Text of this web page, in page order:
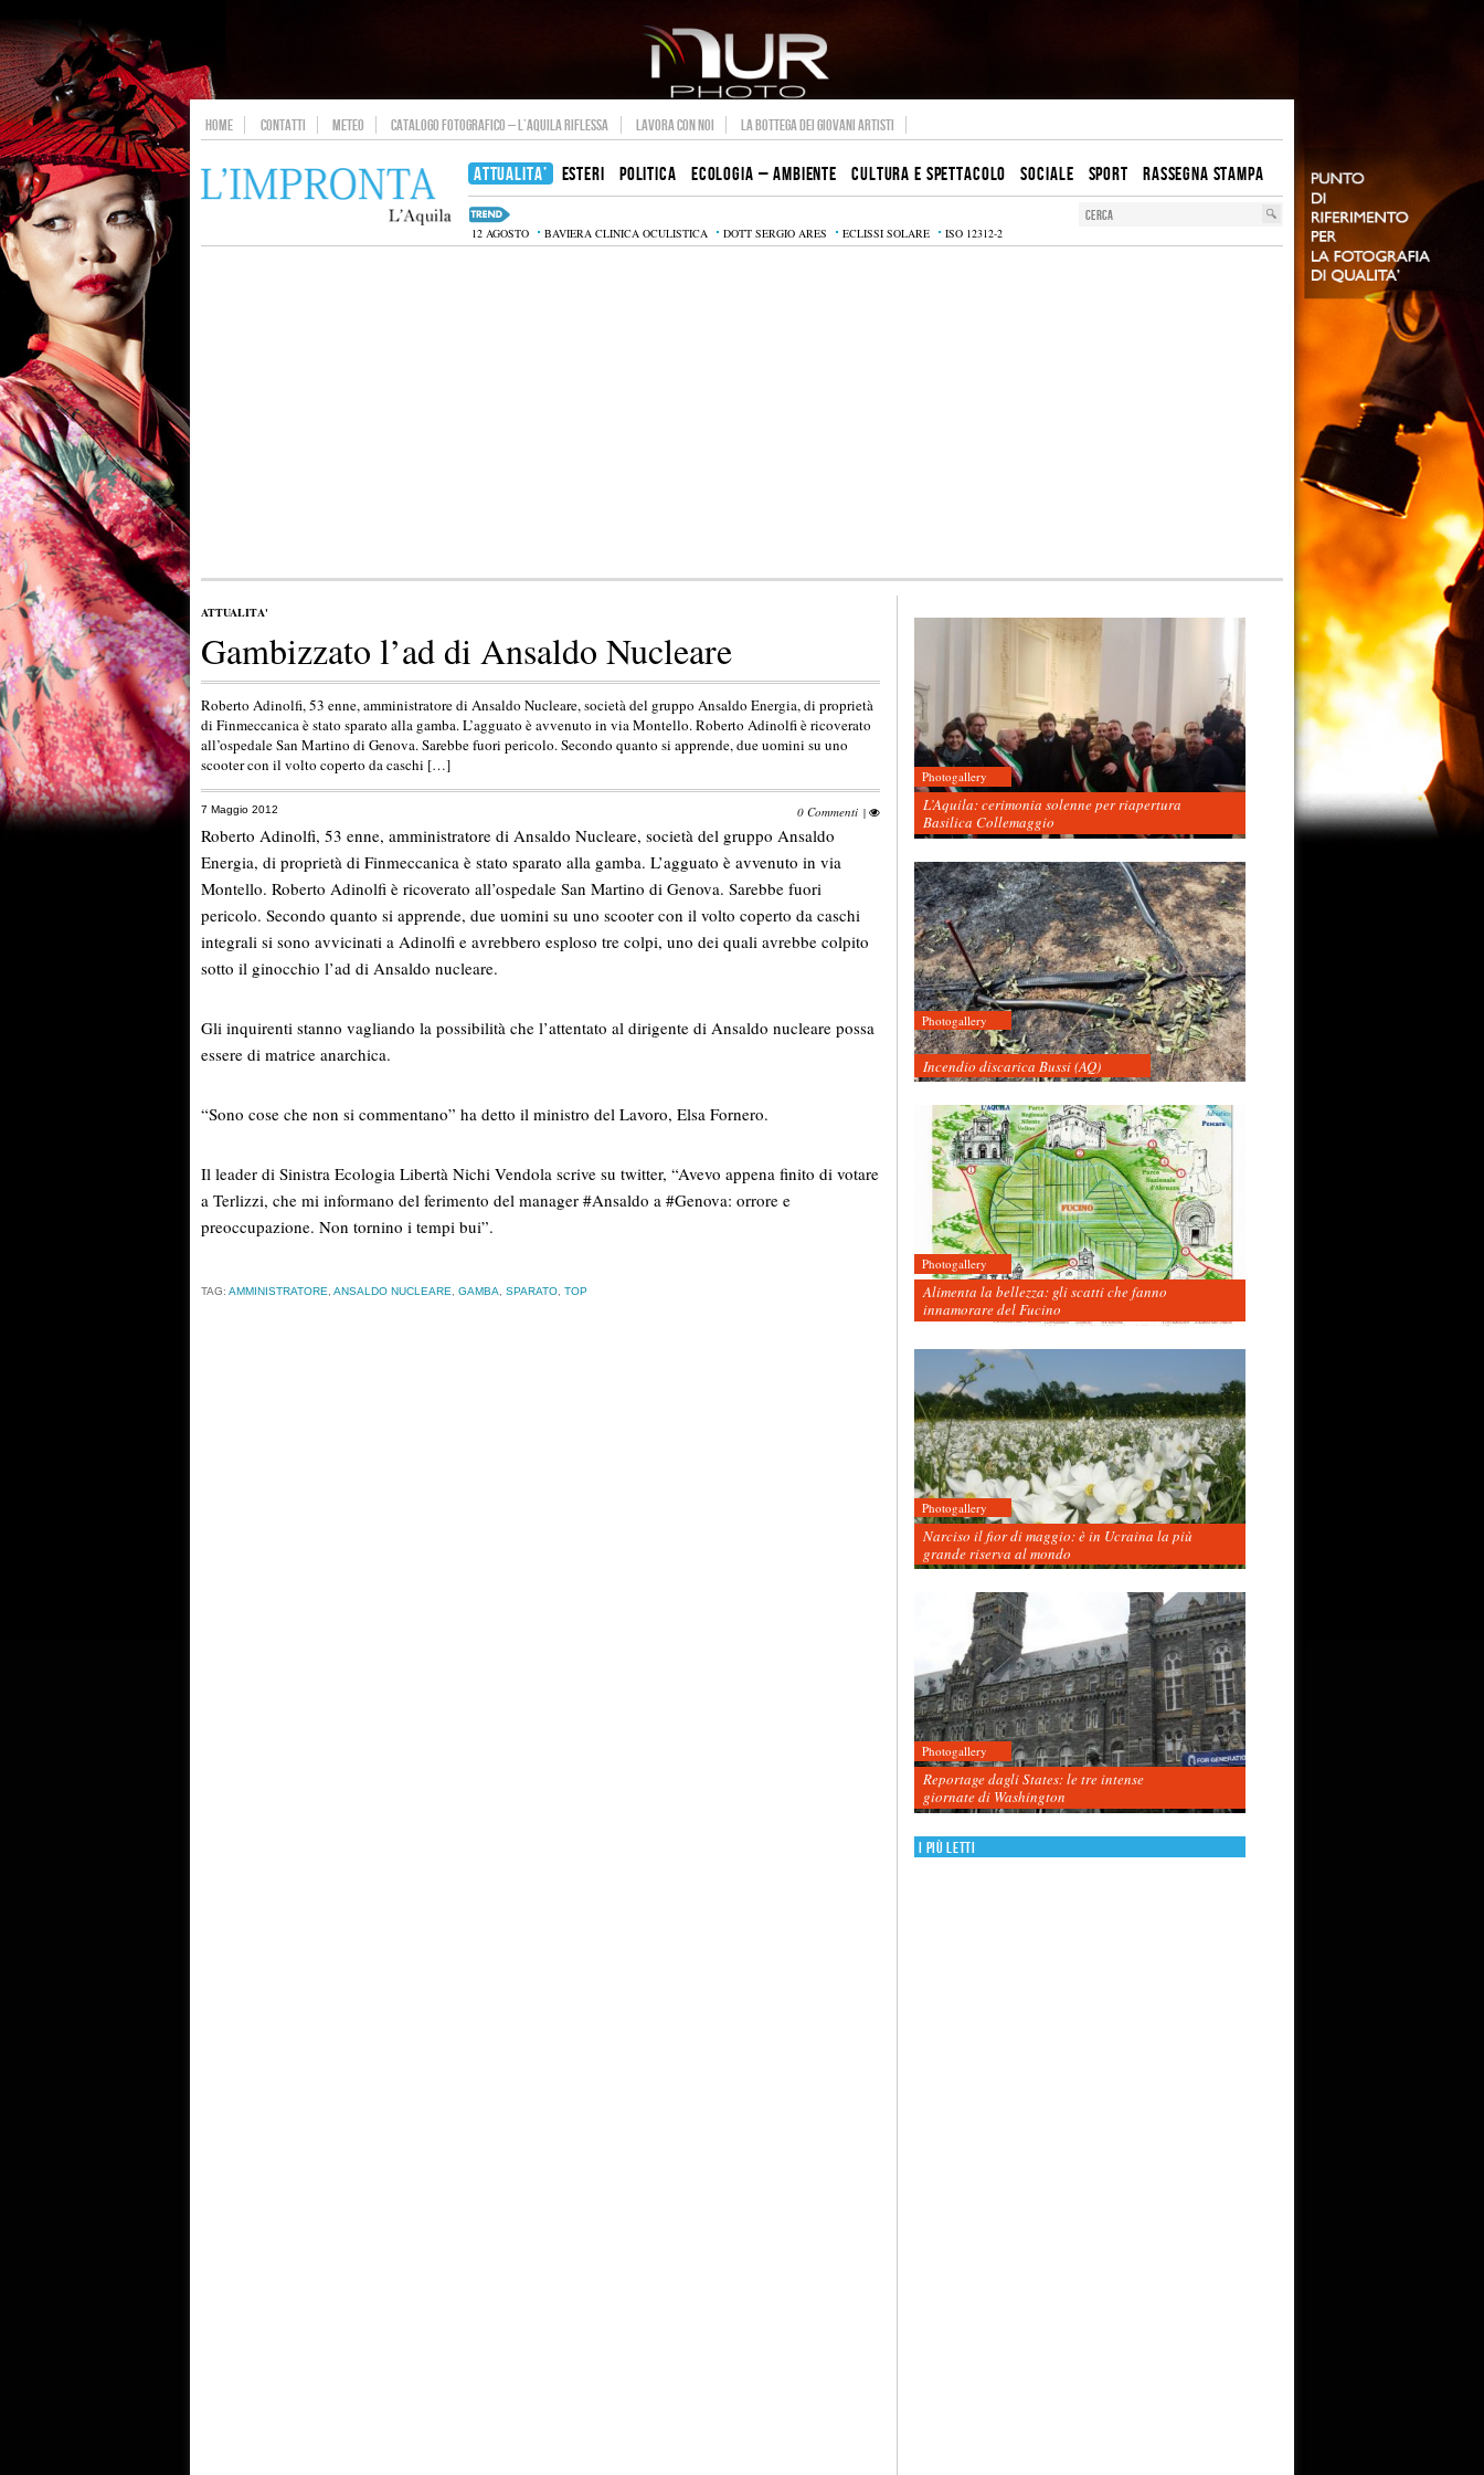
HOME CONTATTI METEO CATALOGO FOTOGRAFICO – L’AQUILA RIFLESSA LAVORA CON NOI LA BOTTEGA DEI GIOVANI ARTISTI
ATTUALITA’ ESTERI POLITICA ECOLOGIA – AMBIENTE CULTURA E SPETTACOLO SOCIALE SPORT RASSEGNA STAMPA
12 AGOSTO BAVIERA CLINICA OCULISTICA DOTT SERGIO ARES ECLISSI SOLARE ISO 12312-2
ATTUALITA'
Gambizzato l’ad di Ansaldo Nucleare
Roberto Adinolfi, 53 enne, amministratore di Ansaldo Nucleare, società del gruppo Ansaldo Energia, di proprietà
di Finmeccanica è stato sparato alla gamba. L’agguato è avvenuto in via Montello. Roberto Adinolfi è ricoverato
all’ospedale San Martino di Genova. Sarebbe fuori pericolo. Secondo quanto si apprende, due uomini su uno
scooter con il volto coperto da caschi […]
7 Maggio 2012 0 Commenti |
Roberto Adinolfi, 53 enne, amministratore di Ansaldo Nucleare, società del gruppo Ansaldo
Energia, di proprietà di Finmeccanica è stato sparato alla gamba. L’agguato è avvenuto in via
Montello. Roberto Adinolfi è ricoverato all’ospedale San Martino di Genova. Sarebbe fuori
pericolo. Secondo quanto si apprende, due uomini su uno scooter con il volto coperto da caschi
integrali si sono avvicinati a Adinolfi e avrebbero esploso tre colpi, uno dei quali avrebbe colpito
sotto il ginocchio l’ad di Ansaldo nucleare.
Gli inquirenti stanno vagliando la possibilità che l’attentato al dirigente di Ansaldo nucleare possa
essere di matrice anarchica.
“Sono cose che non si commentano” ha detto il ministro del Lavoro, Elsa Fornero.
Il leader di Sinistra Ecologia Libertà Nichi Vendola scrive su twitter, “Avevo appena finito di votare
a Terlizzi, che mi informano del ferimento del manager #Ansaldo a #Genova: orrore e
preoccupazione. Non tornino i tempi bui”.
TAG: AMMINISTRATORE ANSALDO NUCLEARE GAMBA SPARATO TOP
Photogallery
L’Aquila: cerimonia solenne per riapertura
Basilica Collemaggio
Photogallery
Incendio discarica Bussi (AQ)
Photogallery
Alimenta la bellezza: gli scatti che fanno
innamorare del Fucino
Photogallery
Narciso il fior di maggio: è in Ucraina la più
grande riserva al mondo
Photogallery
Reportage dagli States: le tre intense
giornate di Washington
I più letti